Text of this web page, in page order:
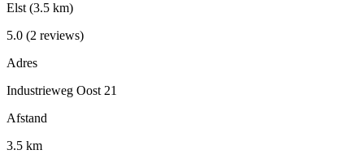
Elst (3.5 km)
5.0 (2 reviews)
Adres
Industrieweg Oost 21
Afstand
3.5 km